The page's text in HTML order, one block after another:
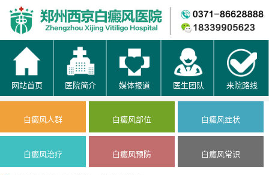
网站首页 医院简介 媒体报道 医生团队 来院路线
白癜风人群 白癜风部位 白癜风症状
白癜风治疗 白癜风预防 白癜风常识